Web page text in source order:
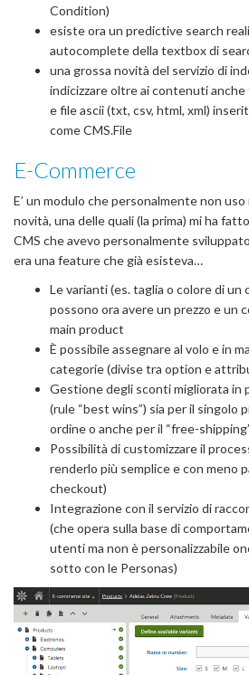
Condition)
esiste ora un predictive search
autocomplete della textbox di
una grossa novità del servizio di
indicizzare oltre ai contenuti anche
e file ascii (txt, csv, html, xml)
come CMS.File
E-Commerce
E’ un modulo che personalmente non
novità, una delle quali (la prima) mi ha
CMS che avevo personalmente
era una feature che già esisteva…
Le varianti (es. taglia o colore di un
possono ora avere un prezzo e un
main product
È possibile assegnare al volo e in
categorie (divise tra option e
Gestione degli sconti migliorata in
(rule “best wins”) sia per il singolo
ordine o anche per il “free-
Possibilità di customizzare il
renderlo più semplice e con meno
checkout)
Integrazione con il servizio di
(che opera sulla base di
utenti ma non è personalizzabile
sotto con le Personas)